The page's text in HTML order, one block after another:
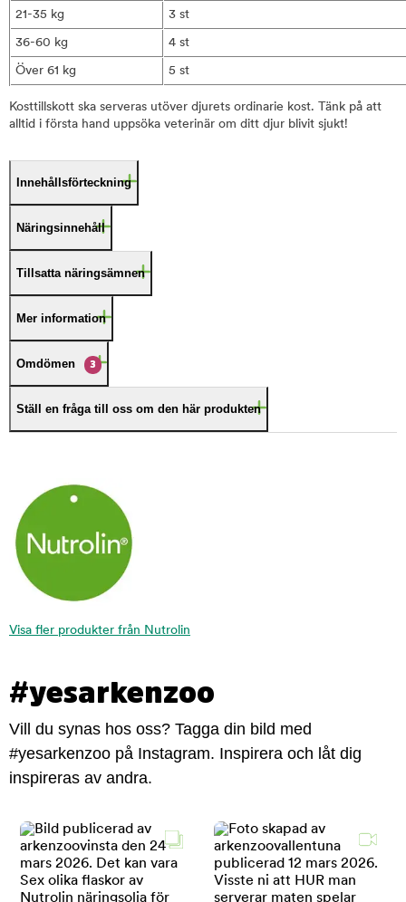
21-35 kg 3 st
36-60 kg 4 st
Över 61 kg 5 st
Kosttillskott ska serveras utöver djurets ordinarie kost. Tänk på att
alltid i första hand uppsöka veterinär om ditt djur blivit sjukt!
Innehållsförteckning
Näringsinnehåll
Tillsatta näringsämnen
Mer information
Omdömen 3
Ställ en fråga till oss om den här produkten
Visa fler produkter från Nutrolin
#yesarkenzoo
Vill du synas hos oss? Tagga din bild med
#yesarkenzoo på Instagram. Inspirera och låt dig
inspireras av andra.